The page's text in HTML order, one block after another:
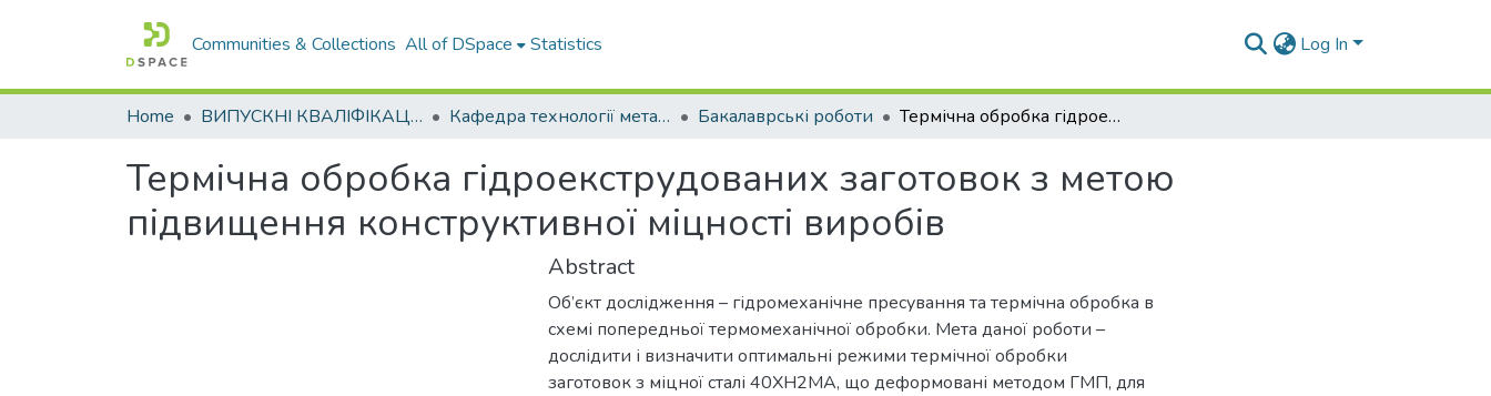
Communities & Collections All of DSpace Statistics Log In
Home ВИПУСКНІ КВАЛІФІКАЦІЙНІ РОБОТИ Кафедра технології металів та матеріалознавства Бакалаврські роботи Термічна обробка гідроекструдованих заготовок з метою підвищення конструктивної міцності виробів
Термічна обробка гідроекструдованих заготовок з метою
підвищення конструктивної міцності виробів
Abstract
Об’єкт дослідження – гідромеханічне пресування та термічна обробка в
схемі попередньої термомеханічної обробки. Мета даної роботи –
дослідити і визначити оптимальні режими термічної обробки
заготовок з міцної сталі 40ХН2МА, що деформовані методом ГМП, для